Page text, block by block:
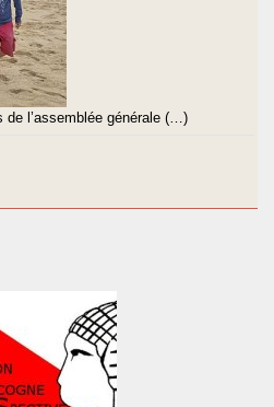
l’assemblée générale (…)